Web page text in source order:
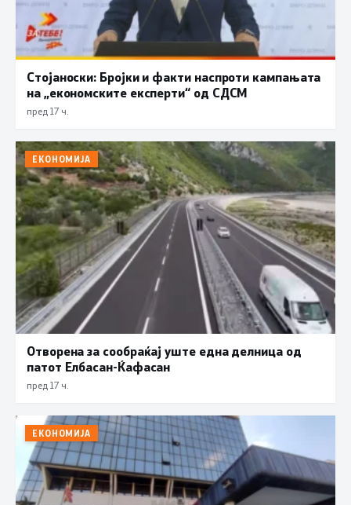
Стојаноски: Бројки и факти наспроти кампањата
на „економските експерти“ од СДСM
пред 17 ч.
ЕКОНОМИЈА
Отворена за сообраќај уште една делница од
патот Елбасан-Ќафасан
пред 17 ч.
ЕКОНОМИЈА